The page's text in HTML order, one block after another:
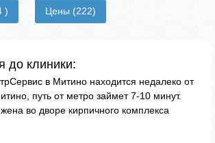
) Цены (222)
до клиники:
в Митино находится недалеко от
путь от метро займет 7-10 минут.
во дворе кирпичного комплекса